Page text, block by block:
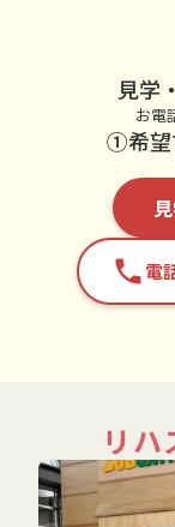
見学
①希望
お電
phone電
リハ